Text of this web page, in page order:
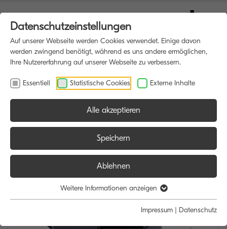
Datenschutzeinstellungen
Auf unserer Webseite werden Cookies verwendet. Einige davon
werden zwingend benötigt, während es uns andere ermöglichen,
Ihre Nutzererfahrung auf unserer Webseite zu verbessern.
Essentiell Statistische Cookies Externe Inhalte
Alle akzeptieren
Speichern
Ablehnen
Weitere Informationen anzeigen
Impressum | Datenschutz